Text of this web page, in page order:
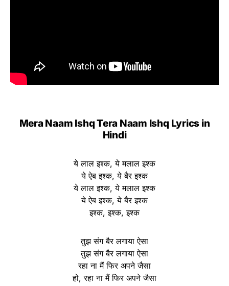
Mera Naam Ishq Tera Naam Ishq Lyrics in
Hindi
ये लाल इश्क, ये मलाल इश्क
ये ऐब इश्क, ये बैर इश्क
ये लाल इश्क, ये मलाल इश्क
ये ऐब इश्क, ये बैर इश्क
इश्क, इश्क, इश्क
तुझ संग बैर लगाया ऐसा
तुझ संग बैर लगाया ऐसा
रहा ना मैं फिर अपने जैसा
हो, रहा ना मैं फिर अपने जैसा